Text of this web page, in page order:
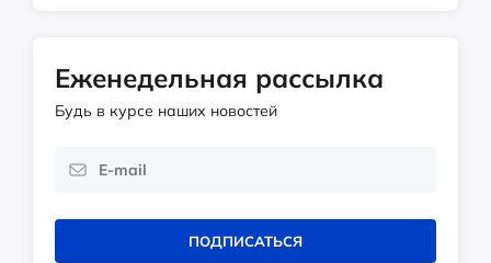
Еженедельная рассылка
Будь в курсе наших новостей
ПОДПИСАТЬСЯ